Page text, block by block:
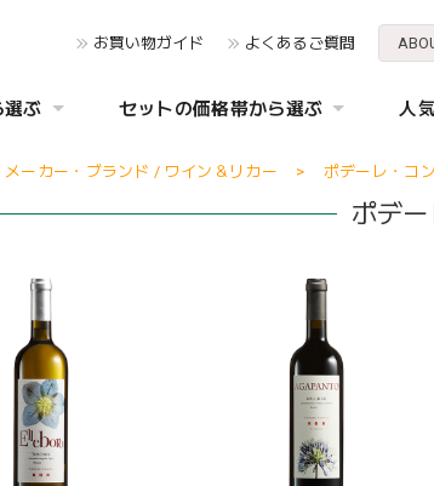
お買い物ガイド よくあるご質問
選ぶ セットの価格帯から選ぶ 人
メーカー・ブランド / ワイン＆リカー ポデーレ・コ
ポデ